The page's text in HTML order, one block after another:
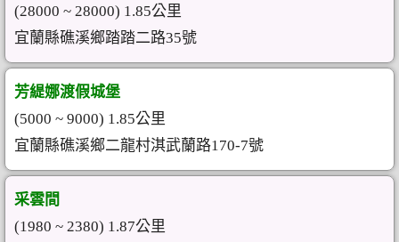
(28000 ~ 28000) 1.85公里
宜蘭縣礁溪鄉踏踏二路35號
芳緹娜渡假城堡
(5000 ~ 9000) 1.85公里
宜蘭縣礁溪鄉二龍村淇武蘭路170-7號
采雲間
(1980 ~ 2380) 1.87公里